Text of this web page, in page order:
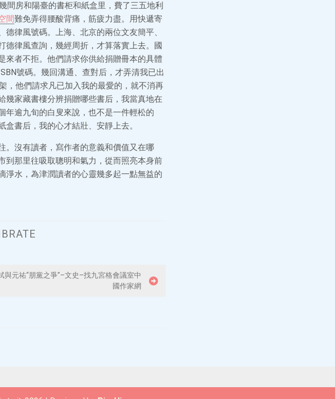
間房和陽臺的書柜和紙盒里，費了三五地利
間難免弄得腰酸背痛，筋疲力盡。用快遞寄
律風號碼。上海、北京的兩位文友簡平、
德律風查詢，幾經周折，才算落實上去。國
來者不拒。他們請求你供給捐贈冊本的具體
號碼。幾回溝通、查對后，才弄清我已出
，他們請求凡已加入我的最愛的，就不消再
幾家藏書樓分辨捐贈哪些書后，我當真地在
年逾九旬的白叟來說，也不是一件輕松的
書后，我的心才結壯、安靜上去。
。沒有讀者，寫作者的意義和價值又在哪
到那里往吸取聰明和氣力，從而照亮本身前
淨水，為津潤讀者的心靈幾多起一點無益的
與元祐“朋黨之爭”–文史–找九宮格會議室中
國作家網